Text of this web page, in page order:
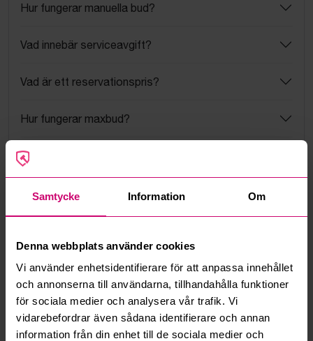
Samtycke Information Om
Denna webbplats använder cookies
Vi använder enhetsidentifierare för att anpassa innehållet
och annonserna till användarna, tillhandahålla funktioner
för sociala medier och analysera vår trafik. Vi
vidarebefordrar även sådana identifierare och annan
information från din enhet till de sociala medier och
Hur fungerar manuella bud?
Vad innebär serviceavgift?
Vad är ett reservationspris?
Hur fungerar maxbud?
Hur fungerar budmotorn?
Kan jag ångra ett bud?
Läs fler frågor och svar
Mer från samma kategori